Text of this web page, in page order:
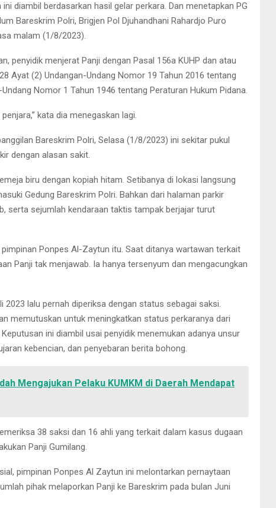
diambil berdasarkan hasil gelar perkara. Dan menetapkan PG
Bareskrim Polri, Brigjen Pol Djuhandhani Rahardjo Puro
malam (1/8/2023).
penyidik menjerat Panji dengan Pasal 156a KUHP dan atau
Ayat (2) Undangan-Undang Nomor 19 Tahun 2016 tentang
Nomor 1 Tahun 1946 tentang Peraturan Hukum Pidana.
kata dia menegaskan lagi.
Bareskrim Polri, Selasa (1/8/2023) ini sekitar pukul
dengan alasan sakit.
biru dengan kopiah hitam. Setibanya di lokasi langsung
Gedung Bareskrim Polri. Bahkan dari halaman parkir
serta sejumlah kendaraan taktis tampak berjajar turut
Ponpes Al-Zaytun itu. Saat ditanya wartawan terkait
Panji tak menjawab. Ia hanya tersenyum dan mengacungkan
2023 lalu pernah diperiksa dengan status sebagai saksi.
memutuskan untuk meningkatkan status perkaranya dari
ini diambil usai penyidik menemukan adanya unsur
kebencian, dan penyebaran berita bohong.
Mengajukan Pelaku KUMKM di Daerah Mendapat
38 saksi dan 16 ahli yang terkait dalam kasus dugaan
Panji Gumilang.
pimpinan Ponpes Al Zaytun ini melontarkan pernaytaan
pihak melaporkan Panji ke Bareskrim pada bulan Juni